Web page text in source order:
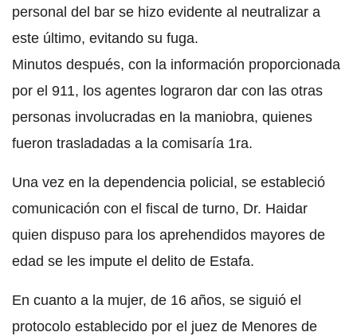
personal del bar se hizo evidente al neutralizar a
este último, evitando su fuga.
Minutos después, con la información proporcionada
por el 911, los agentes lograron dar con las otras
personas involucradas en la maniobra, quienes
fueron trasladadas a la comisaría 1ra.
Una vez en la dependencia policial, se estableció
comunicación con el fiscal de turno, Dr. Haidar
quien dispuso para los aprehendidos mayores de
edad se les impute el delito de Estafa.
En cuanto a la mujer, de 16 años, se siguió el
protocolo establecido por el juez de Menores de